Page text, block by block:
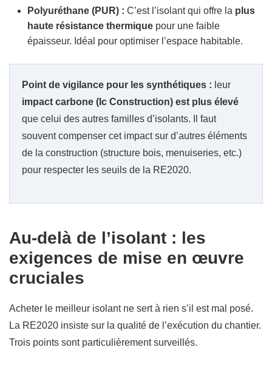
Polyuréthane (PUR) : C’est l’isolant qui offre la plus
haute résistance thermique pour une faible
épaisseur. Idéal pour optimiser l’espace habitable.
Point de vigilance pour les synthétiques : leur
impact carbone (Ic Construction) est plus élevé
que celui des autres familles d’isolants. Il faut
souvent compenser cet impact sur d’autres éléments
de la construction (structure bois, menuiseries, etc.)
pour respecter les seuils de la RE2020.
Au-delà de l’isolant : les
exigences de mise en œuvre
cruciales
Acheter le meilleur isolant ne sert à rien s’il est mal posé.
La RE2020 insiste sur la qualité de l’exécution du chantier.
Trois points sont particulièrement surveillés.